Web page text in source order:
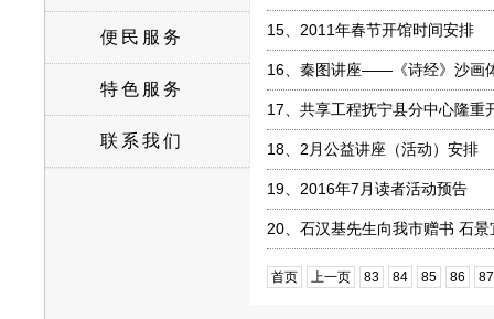
便民服务
特色服务
联系我们
15、 2011年春节开馆时间安排
16、 秦图讲座——《诗经》沙画
17、 共享工程抚宁县分中心隆重
18、 2月公益讲座（活动）安排
19、 2016年7月读者活动预告
20、 石汉基先生向我市赠书 石
首页 上一页 83 84 85 86 87